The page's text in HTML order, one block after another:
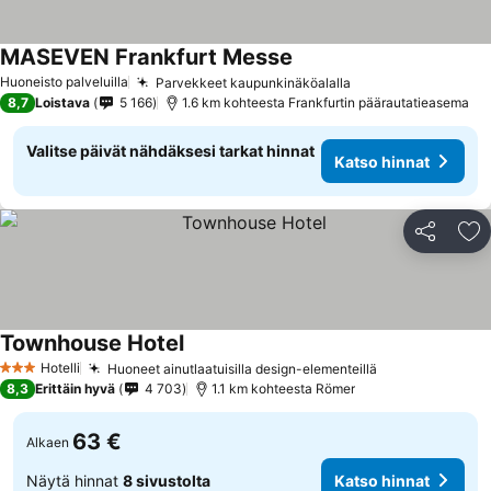
Huoneisto palveluilla Parvekkeet kaupunkinäköalalla
MASEVEN Frankfurt Messe
8,7 Loistava 5 166 1.6 km kohteesta Frankfurtin päärautatieasema
Valitse päivät nähdäksesi tarkat hinnat
Katso hinnat
Jaa
3 Tähtiluokitus
Hotelli Huoneet ainutlaatuisilla design-elementeillä
Townhouse HotelKatso hinnat
8,3 Erittäin hyvä 4 703 1.1 km kohteesta Römer
Alkaen 63 €
Näytä hinnat 8 sivustolta Katso hinnat